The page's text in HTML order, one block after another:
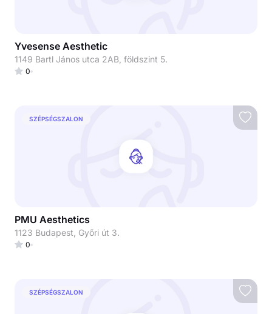
Yvesense Aesthetic
1149 Bartl János utca 2AB, földszint 5.
0
SZÉPSÉGSZALON
PMU Aesthetics
1123 Budapest, Győri út 3.
0
SZÉPSÉGSZALON